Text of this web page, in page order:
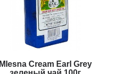
Mlesna Cream Earl Grey